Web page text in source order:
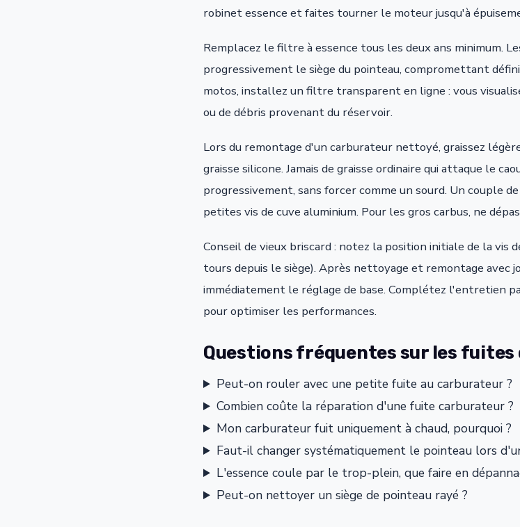
robinet essence et faites tourner le moteur jusqu'à
Remplacez le filtre à essence tous les deux ans minimum.
progressivement le siège du pointeau, compromettant
motos, installez un filtre transparent en ligne : vous
ou de débris provenant du réservoir.
Lors du remontage d'un carburateur nettoyé, graissez
graisse silicone. Jamais de graisse ordinaire qui attaque le
progressivement, sans forcer comme un sourd. Un couple
petites vis de cuve aluminium. Pour les gros carbus, ne
Conseil de vieux briscard : notez la position initiale de la vis
tours depuis le siège). Après nettoyage et remontage avec
immédiatement le réglage de base. Complétez l'entretien
pour optimiser les performances.
Questions fréquentes sur les
Peut-on rouler avec une petite fuite au carburateur ?
Combien coûte la réparation d'une fuite carburateur ?
Mon carburateur fuit uniquement à chaud, pourquoi ?
Faut-il changer systématiquement le pointeau lors
L'essence coule par le trop-plein, que faire en
Peut-on nettoyer un siège de pointeau rayé ?